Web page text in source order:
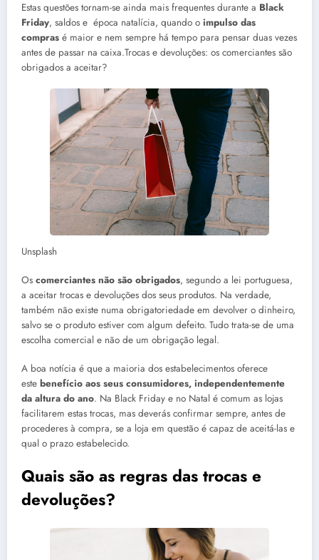
Estas questões tornam-se ainda mais frequentes durante a Black
Friday, saldos e época natalícia, quando o impulso das
compras é maior e nem sempre há tempo para pensar duas vezes
antes de passar na caixa.Trocas e devoluções: os comerciantes são
obrigados a aceitar?
Unsplash
Os comerciantes não são obrigados, segundo a lei portuguesa,
a aceitar trocas e devoluções dos seus produtos. Na verdade,
também não existe numa obrigatoriedade em devolver o dinheiro,
salvo se o produto estiver com algum defeito. Tudo trata-se de uma
escolha comercial e não de um obrigação legal.
A boa notícia é que a maioria dos estabelecimentos oferece
este benefício aos seus consumidores, independentemente
da altura do ano. Na Black Friday e no Natal é comum as lojas
facilitarem estas trocas, mas deverás confirmar sempre, antes de
procederes à compra, se a loja em questão é capaz de aceitá-las e
qual o prazo estabelecido.
Quais são as regras das trocas e
devoluções?